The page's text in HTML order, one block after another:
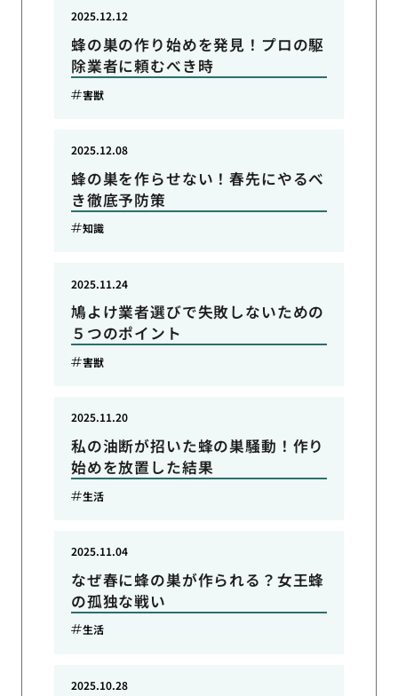
蜂の巣の作り始めを発見！プロの駆
除業者に頼むべき時
2025.12.12
害獣
蜂の巣を作らせない！春先にやるべ
き徹底予防策
2025.12.08
知識
鳩よけ業者選びで失敗しないための
５つのポイント
2025.11.24
害獣
私の油断が招いた蜂の巣騒動！作り
始めを放置した結果
2025.11.20
生活
なぜ春に蜂の巣が作られる？女王蜂
の孤独な戦い
2025.11.04
生活
2025.10.28